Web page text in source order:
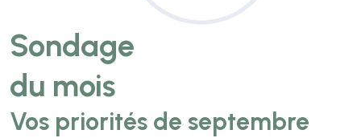
Sondage
du mois
Vos priorités de septembre